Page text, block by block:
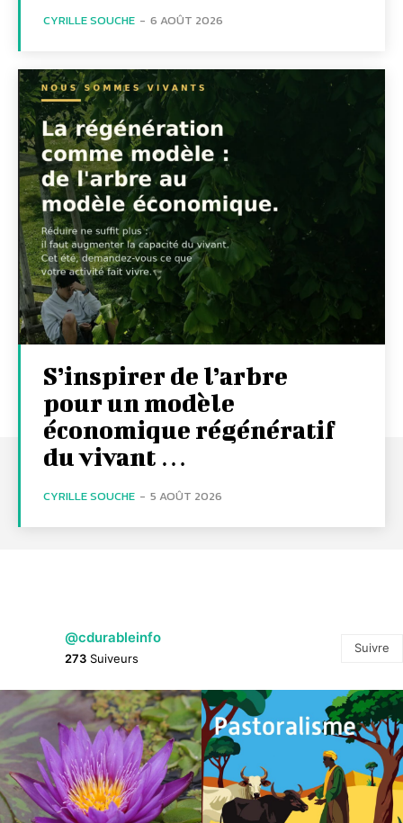
CYRILLE SOUCHE - 6 AOÛT 2026
S’inspirer de l’arbre
pour un modèle
économique régénératif
du vivant …
CYRILLE SOUCHE - 5 AOÛT 2026
@cdurableinfo
273 Suiveurs
Suivre